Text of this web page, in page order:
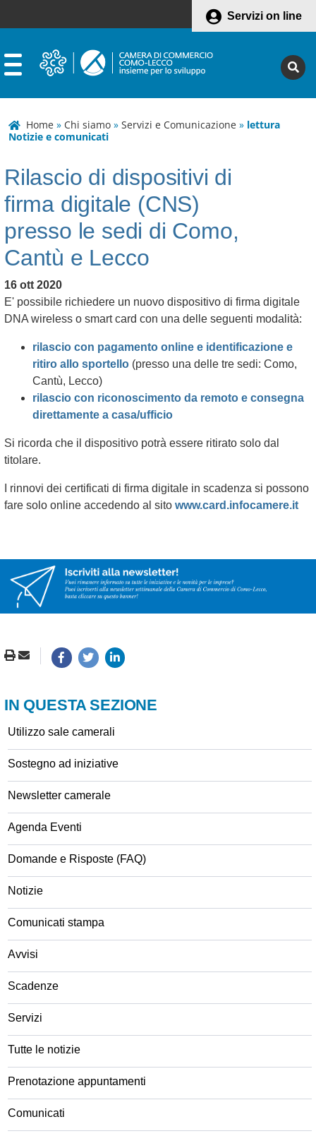
Servizi on line
Home » Chi siamo » Servizi e Comunicazione » lettura
Notizie e comunicati
Rilascio di dispositivi di
firma digitale (CNS)
presso le sedi di Como,
Cantù e Lecco
16 ott 2020
E' possibile richiedere un nuovo dispositivo di firma digitale
DNA wireless o smart card con una delle seguenti modalità:
rilascio con pagamento online e identificazione e
ritiro allo sportello (presso una delle tre sedi: Como,
Cantù, Lecco)
rilascio con riconoscimento da remoto e consegna
direttamente a casa/ufficio
Si ricorda che il dispositivo potrà essere ritirato solo dal
titolare.
I rinnovi dei certificati di firma digitale in scadenza si possono
fare solo online accedendo al sito www.card.infocamere.it
IN QUESTA SEZIONE
Utilizzo sale camerali
Sostegno ad iniziative
Newsletter camerale
Agenda Eventi
Domande e Risposte (FAQ)
Notizie
Comunicati stampa
Avvisi
Scadenze
Servizi
Tutte le notizie
Prenotazione appuntamenti
Comunicati